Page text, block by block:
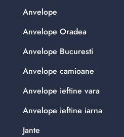
Anvelope
Anvelope Oradea
Anvelope Bucuresti
Anvelope camioane
Anvelope ieftine vara
Anvelope ieftine iarna
Jante